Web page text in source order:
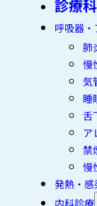
診療
呼吸器
肺
慢
気
睡
舌
ア
禁
慢
発熱・
内科診療